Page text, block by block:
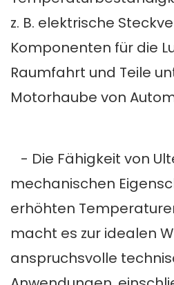
z. B. elektrische
Komponenten für die
Raumfahrt und Teile
Motorhaube von
- Die Fähigkeit von
mechanischen
erhöhten
macht es zur idealen
anspruchsvolle